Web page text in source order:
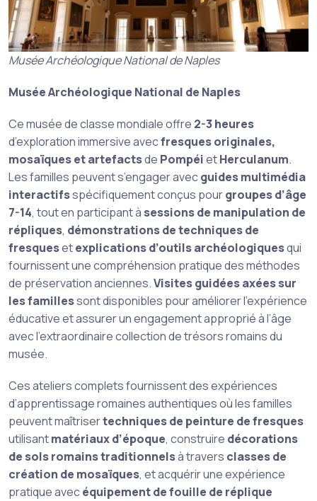
Musée Archéologique National de Naples
Musée Archéologique National de Naples
Ce musée de classe mondiale offre 2-3 heures
d’exploration immersive avecfresques originales,
mosaïques et artefactsde PompéietHerculanum.
Les familles peuvent s’engager avecguides multimédia
interactifsspécifiquement conçus pourgroupes d’âge
7-14, tout en participant à sessions de manipulation de
répliques, démonstrations de techniques de
fresquesetexplications d’outils archéologiquesqui
fournissent une compréhension pratique des méthodes
de préservation anciennes.Visites guidées axées sur
les famillessont disponibles pour améliorer l’expérience
éducative et assurer un engagement approprié à l’âge
avec l’extraordinaire collection de trésors romains du
musée.
Ces ateliers complets fournissent des expériences
d’apprentissage romaines authentiques où les familles
peuvent maîtrisertechniques de peinture de fresques
utilisantmatériaux d’époque, construire décorations
de sols romains traditionnelsà travers classes de
création de mosaïques, et acquérir une expérience
pratique avecéquipement de fouille de réplique